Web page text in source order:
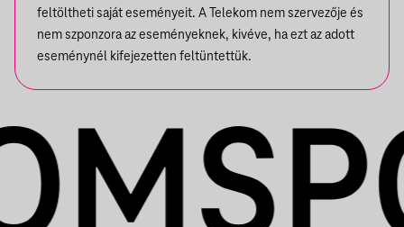
feltöltheti saját eseményeit. A Telekom nem szervezője és
nem szponzora az eseményeknek, kivéve, ha ezt az adott
eseménynél kifejezetten feltüntettük.